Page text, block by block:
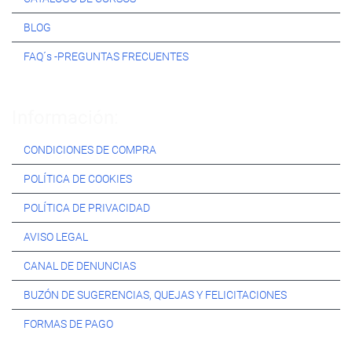
BLOG
FAQ´s -PREGUNTAS FRECUENTES
CONDICIONES DE COMPRA
POLÍTICA DE COOKIES
POLÍTICA DE PRIVACIDAD
AVISO LEGAL
CANAL DE DENUNCIAS
BUZÓN DE SUGERENCIAS, QUEJAS Y FELICITACIONES
FORMAS DE PAGO